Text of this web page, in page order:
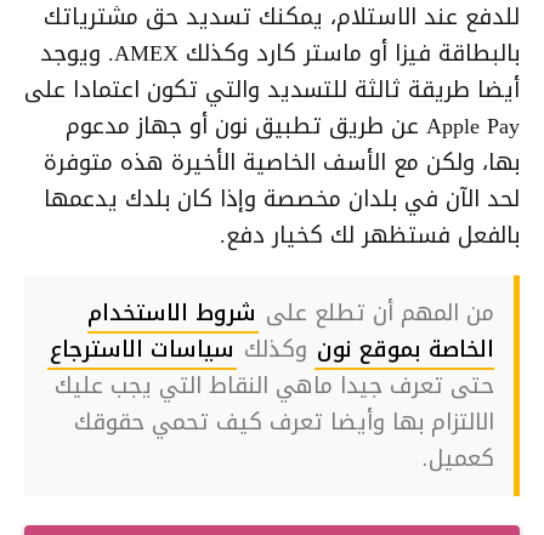
للدفع عند الاستلام، يمكنك تسديد حق مشترياتك
بالبطاقة فيزا أو ماستر كارد وكذلك AMEX. ويوجد
أيضا طريقة ثالثة للتسديد والتي تكون اعتمادا على
Apple Pay عن طريق تطبيق نون أو جهاز مدعوم
بها، ولكن مع الأسف الخاصية الأخيرة هذه متوفرة
لحد الآن في بلدان مخصصة وإذا كان بلدك يدعمها
بالفعل فستظهر لك كخيار دفع.
من المهم أن تطلع على شروط الاستخدام
الخاصة بموقع نون وكذلك سياسات الاسترجاع
حتى تعرف جيدا ماهي النقاط التي يجب عليك
الالتزام بها وأيضا تعرف كيف تحمي حقوقك
كعميل.